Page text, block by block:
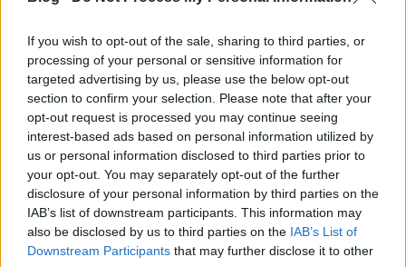
If you wish to opt-out of the sale, sharing to third parties, or
processing of your personal or sensitive information for
targeted advertising by us, please use the below opt-out
section to confirm your selection. Please note that after your
opt-out request is processed you may continue seeing
interest-based ads based on personal information utilized by
us or personal information disclosed to third parties prior to
your opt-out. You may separately opt-out of the further
disclosure of your personal information by third parties on the
IAB’s list of downstream participants. This information may
also be disclosed by us to third parties on the IAB’s List of
Downstream Participants that may further disclose it to other
volna többet kapni ezekből is.
Nehéz úgy írniAz utolsó emberigcselekményéről,
hogy a kulcspillanatok rejtve maradjanak, ám a
lényeg már a fülszövegből is kihámozható: a történet
szerint két ember, helyesebben két újra - és
újraszülető lélek csatázik egymással az emberi
létezés eme néhány évszázadában. A csillagórán
mérve csupán néhány pillanat ez, a kozmikus
születés és az elmúlás idősávja között, mégis tele
van zsúfolva számunkra olyannyira fontos
évszázadok (sejthetően évezredek is talán)
eseményeivel, helyszíneivel, amelyek kellően